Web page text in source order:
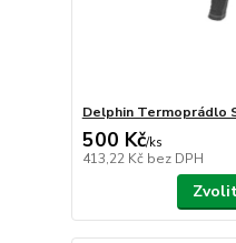
Delphin Termoprádlo
500 Kč/ks
413,22 Kč bez DPH